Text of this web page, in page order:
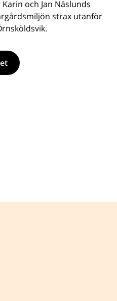
och Jan Näslunds
strax utanför